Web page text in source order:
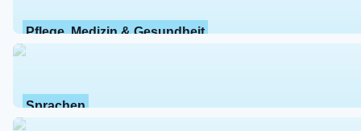
Pflege, Medizin & Gesundheit
Sprachen